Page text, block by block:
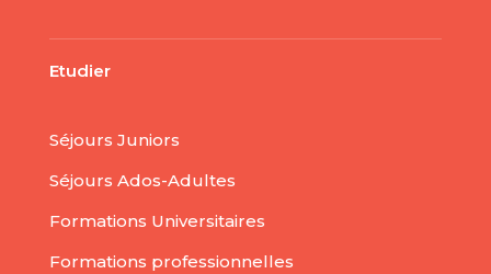
Etudier
Séjours Juniors
Séjours Ados-Adultes
Formations Universitaires
Formations professionnelles